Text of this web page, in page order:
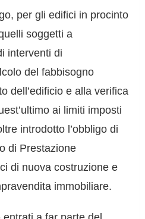
per gli edifici in procinto
soggetti a
interventi di
del fabbisogno
dell’edificio e alla verifica
ai limiti imposti
introdotto l’obbligo di
di Prestazione
di nuova costruzione e
immobiliare.